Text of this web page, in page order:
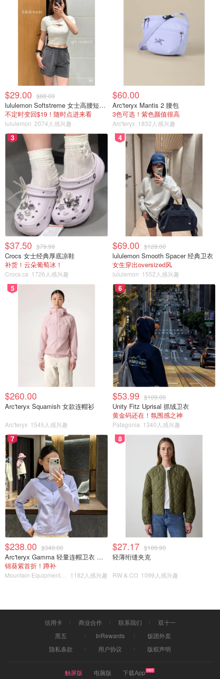
Yasuko
Crater Lake Resort
Day 2 Crater lake->Portland
然後原路下山驅車往波特蘭前進，這段路程大概開了快五個
小時，途中我們在Eugene用餐休息。
Day 3 Portland市區走走
$29.00 $88.00
lululemon Softstreme 女士高腰短裤 10cm
不定时变回$19！随时点进来看
lululemon 2074人感兴趣
$60.00
Arc'teryx Mantis 2 腰包
3色可选！紫色颜值很高
Arc'teryx 1832人感兴趣
3
$37.50 $79.99
Crocs 女士经典厚底凉鞋
补货！云朵葡萄冰！
Crocs.ca 1726人感兴趣
4
$69.00 $128.00
lululemon Smooth Spacer 经典卫衣
女生穿出oversized风
lululemon 1552人感兴趣
5
$260.00
Arc'teryx Squamish 女款连帽衫
Arc'teryx 1545人感兴趣
6
$53.99 $109.00
Unity Fitz Uprisal 抓绒卫衣
黄金码还在！氛围感之神
Patagonia 1340人感兴趣
7
$238.00 $340.00
Arc'teryx Gamma 轻量连帽卫衣 女款
锦葵紫首折！蹲补
1182人感兴趣
8
$27.17 $189.90
轻薄绗缝夹克
RW & CO 1099人感兴趣
信用卡 商业合作 联系我们
双十一
黑五
InRewards
饭团外卖
隐私条款
用户协议 版权声明
触屏版 电脑版 下载App